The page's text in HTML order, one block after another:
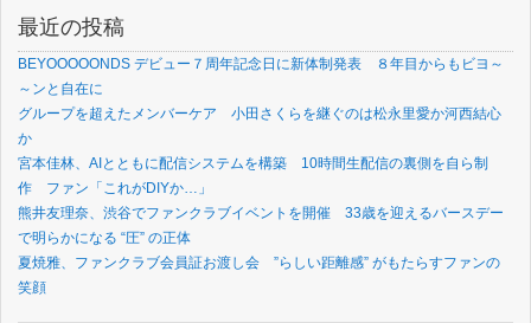
最近の投稿
BEYOOOOONDS デビュー７周年記念日に新体制発表 ８年目からもビヨ～
～ンと自在に
グループを超えたメンバーケア 小田さくらを継ぐのは松永里愛か河西結心
か
宮本佳林、AIとともに配信システムを構築 10時間生配信の裏側を自ら制
作 ファン「これがDIYか…」
熊井友理奈、渋谷でファンクラブイベントを開催 33歳を迎えるバースデー
で明らかになる “圧” の正体
夏焼雅、ファンクラブ会員証お渡し会 ”らしい距離感” がもたらすファンの
笑顔